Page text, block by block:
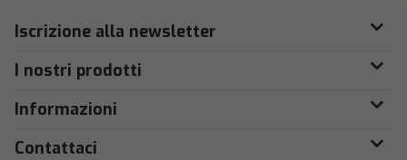
Iscrizione alla newsletter
I nostri prodotti
Informazioni
Contattaci